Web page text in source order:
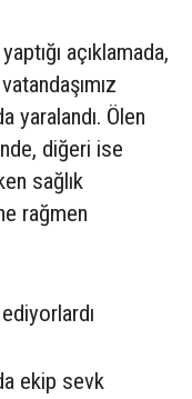
açıklamada,
yaralandı. Ölen
diğeri ise
sağlık
rağmen
ekip sevk